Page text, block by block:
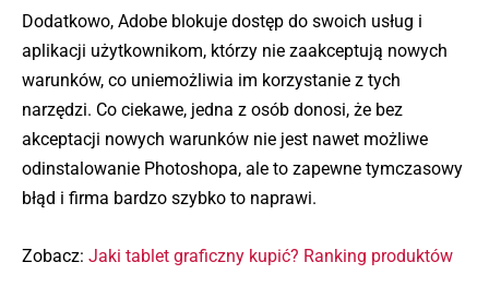
Dodatkowo, Adobe blokuje dostęp do swoich usług i
aplikacji użytkownikom, którzy nie zaakceptują nowych
warunków, co uniemożliwia im korzystanie z tych
narzędzi. Co ciekawe, jedna z osób donosi, że bez
akceptacji nowych warunków nie jest nawet możliwe
odinstalowanie Photoshopa, ale to zapewne tymczasowy
błąd i firma bardzo szybko to naprawi.
Zobacz: Jaki tablet graficzny kupić? Ranking produktów